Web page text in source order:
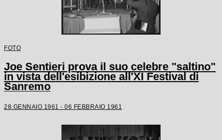
FOTO
Joe Sentieri prova il suo celebre "saltino"
in vista dell'esibizione all'XI Festival di
Sanremo
28 GENNAIO 1961 - 06 FEBBRAIO 1961